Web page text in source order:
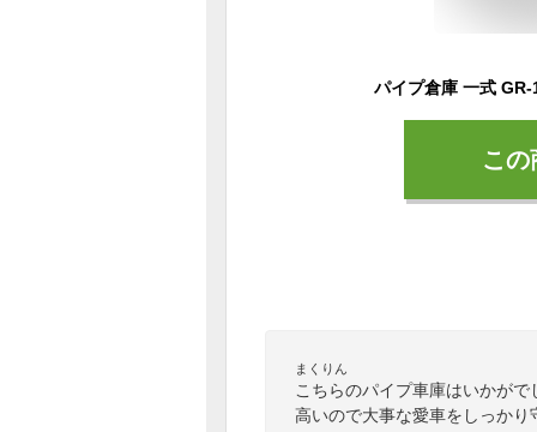
こ
まくりん
こちらのパイプ車庫はいかが
高いので大事な愛車をしっかり